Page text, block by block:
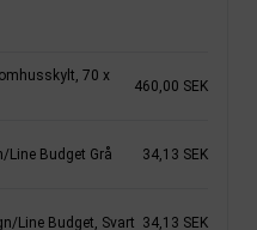
70 x
460,00 SEK
Line Budget Grå 34,13 SEK
Line Budget, Svart 34,13 SEK